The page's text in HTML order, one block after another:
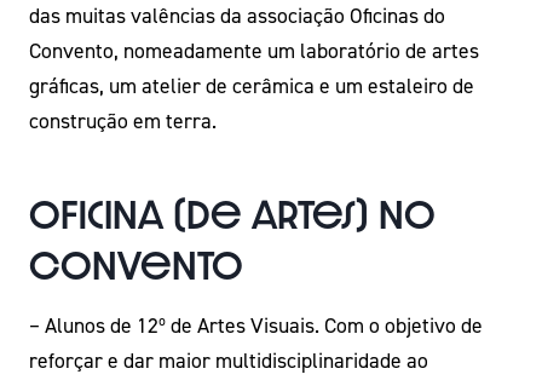
das muitas valências da associação Oficinas do
Convento, nomeadamente um laboratório de artes
gráficas, um atelier de cerâmica e um estaleiro de
construção em terra.
Oficina (de Artes) no
Convento
– Alunos de 12º de Artes Visuais. Com o objetivo de
reforçar e dar maior multidisciplinaridade ao